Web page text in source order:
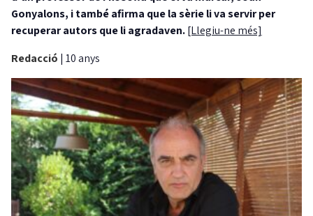
Gonyalons, i també afirma que la sèrie li va servir per
recuperar autors que li agradaven.[Llegiu-ne més]
Redacció | 10 anys